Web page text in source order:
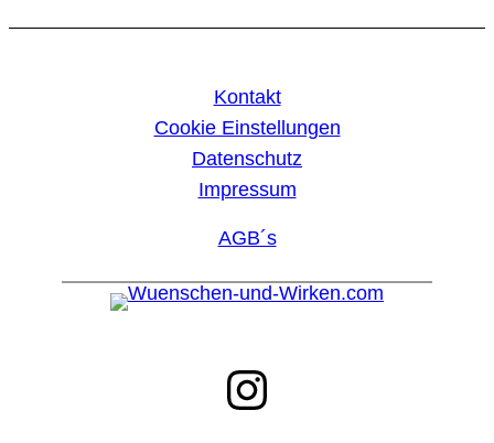
Kontakt
Cookie Einstellungen
Datenschutz
Impressum
AGB´s
Instagram